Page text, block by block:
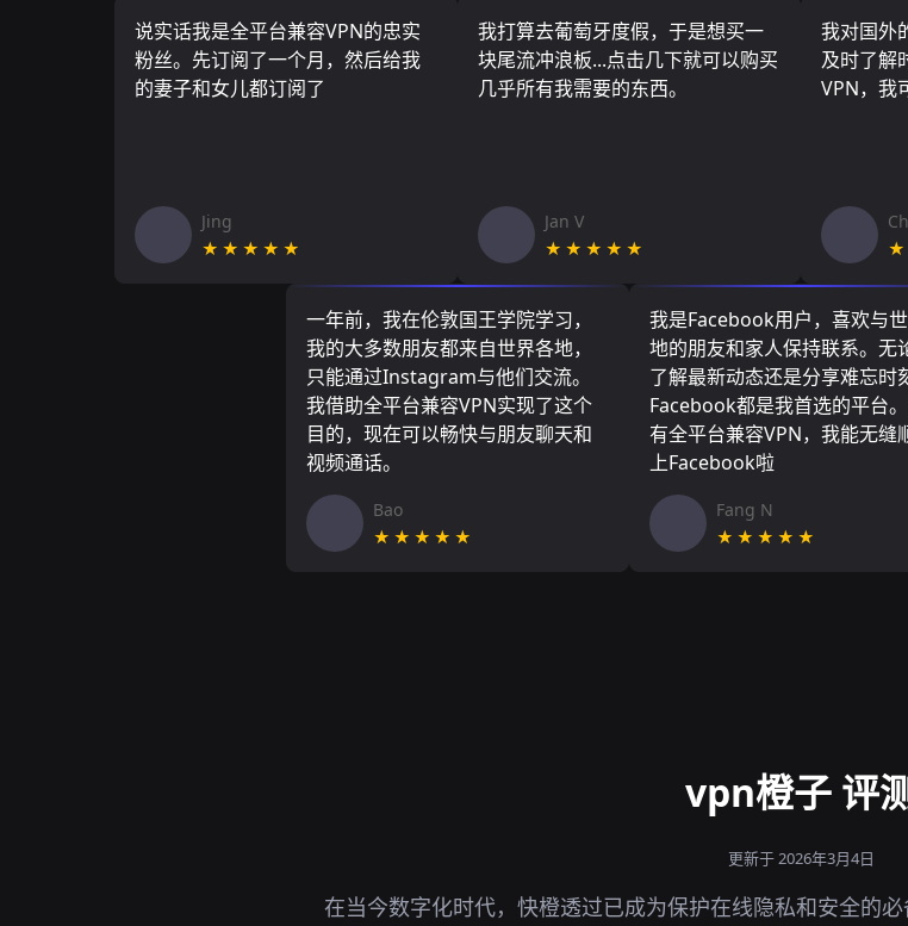
说实话我是全平台兼容VPN的忠实
粉丝。先订阅了一个月，然后给我
的妻子和女儿都订阅了
Jing
★★★★★
我打算去葡萄牙度假，于是想买一
块尾流冲浪板...点击几下就可以购买
几乎所有我需要的东西。
Jan V
★★★★★
我对国外
及时了解
VPN，我
一年前，我在伦敦国王学院学习，
我的大多数朋友都来自世界各地，
只能通过Instagram与他们交流。
我借助全平台兼容VPN实现了这个
目的，现在可以畅快与朋友聊天和
视频通话。
Bao
★★★★★
我是Facebook用户，喜欢与
地的朋友和家人保持联系。无
了解最新动态还是分享难忘时
Facebook都是我首选的平台
有全平台兼容VPN，我能无缝
上Facebook啦
Fang N
★★★★★
vpn橙子 评
更新于 2026年3月4日
在当今数字化时代，快橙透过已成为保护在线隐私和安全的